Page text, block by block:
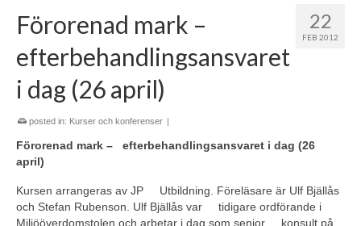
22
FEB 2012
Förorenad mark –
efterbehandlingsansvaret
i dag (26 april)
posted in: Kurser och konferenser |
Förorenad mark – efterbehandlingsansvaret i dag (26
april)
Kursen arrangeras av JP Utbildning. Föreläsare är Ulf Bjällås
och Stefan Rubenson. Ulf Bjällås var tidigare ordförande i
Miljööverdomstolen och arbetar i dag som senior konsult på